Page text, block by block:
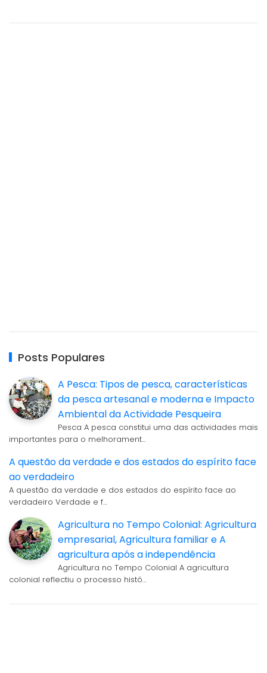
Posts Populares
A Pesca: Tipos de pesca, características
da pesca artesanal e moderna e Impacto
Ambiental da Actividade Pesqueira
Pesca A pesca constitui uma das actividades mais
importantes para o melhorament…
A questão da verdade e dos estados do espírito face
ao verdadeiro
A questão da verdade e dos estados do espírito face ao
verdadeiro Verdade e f…
Agricultura no Tempo Colonial: Agricultura
empresarial, Agricultura familiar e A
agricultura após a independência
Agricultura no Tempo Colonial A agricultura
colonial reflectiu o processo histó…